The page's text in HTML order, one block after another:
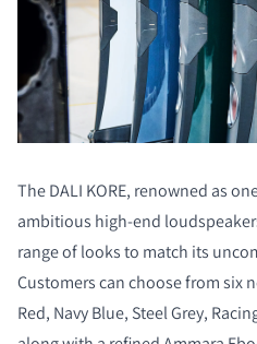
The DALI KORE, renowned as
ambitious high-end
range of looks to match its
Customers can choose from six
Red, Navy Blue, Steel Grey,